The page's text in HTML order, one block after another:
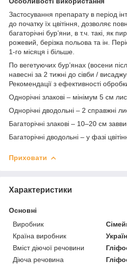
Застосування препарату в період
до початку їх цвітіння, дозволяє
багаторічні бур’яни, в т.ч. такі, як
рожевий, берізка польова та ін.
1-го місяця і більше.
По вегетуючих бур’янах (восени
навесні за 2 тижні до сівби /
Рекомендації з ефективності
Однорічні злакові – мінімум 5 см
Однорічні дводольні – 2 справжні
Багаторічні злакові – 10–20 см
Багаторічні дводольні – у фазі
Приховати
Характеристики
Основні
Виробник
Країна виробник
Вміст діючої речовини
Діюча речовина